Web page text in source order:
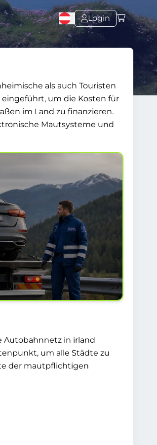
Login
als auch Touristen
um die Kosten für
im Land zu finanzieren.
Mautsysteme und
Autobahnnetz in irland
um alle Städte zu
der mautpflichtigen